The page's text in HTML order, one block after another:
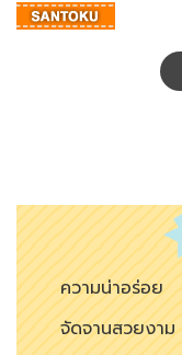
อักษร
ที่
ความน่าอร่อย
จัดจานสวยงาม